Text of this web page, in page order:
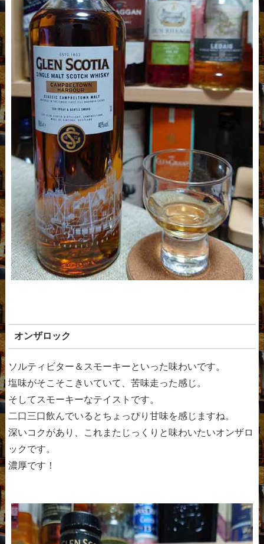
オンザロック
ソルティビター＆スモーキーといった味わいです。
塩味がそこそこきいていて、苦味走った感じ。
そしてスモーキーなテイストです。
二口三口飲んでいるとちょっぴり甘味を感じますね。
深いコクがあり、これまたじっくりと味わいたいオンザロ
ックです。
濃厚です！